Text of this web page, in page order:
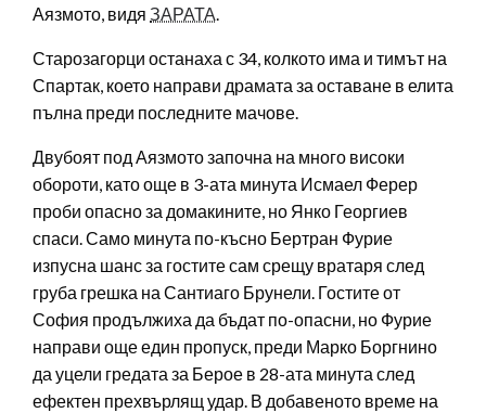
Аязмото, видя ЗАРАТА.
Старозагорци останаха с 34, колкото има и тимът на
Спартак, което направи драмата за оставане в елита
пълна преди последните мачове.
Двубоят под Аязмото започна на много високи
обороти, като още в 3-ата минута Исмаел Ферер
проби опасно за домакините, но Янко Георгиев
спаси. Само минута по-късно Бертран Фурие
изпусна шанс за гостите сам срещу вратаря след
груба грешка на Сантиаго Брунели. Гостите от
София продължиха да бъдат по-опасни, но Фурие
направи още един пропуск, преди Марко Боргнино
да уцели гредата за Берое в 28-ата минута след
ефектен прехвърлящ удар. В добавеното време на